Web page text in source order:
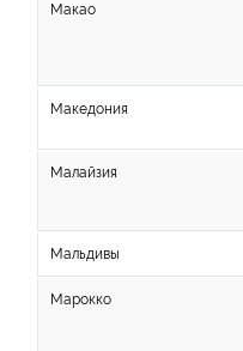
Макао
Македония
Малайзия
Мальдивы
Марокко